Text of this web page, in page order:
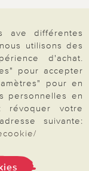
Vie privée & cookies
ave différentes
utilisons des
d'achat.
pour accepter
pour en
personnelles en
révoquer votre
suivante: